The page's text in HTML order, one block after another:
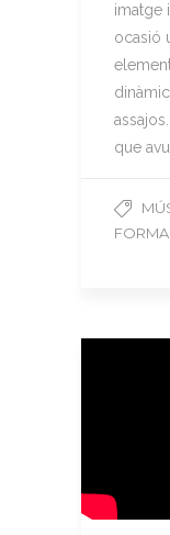
imatge
ocasió
que